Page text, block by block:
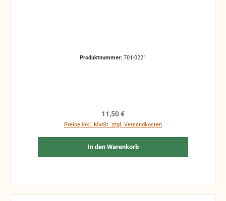
Produktnummer: 701-0221
Regulärer Preis:
11,50 €
Preise inkl. MwSt. zzgl. Versandkosten
In den Warenkorb